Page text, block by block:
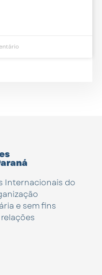
Internacionais do
e sem fins